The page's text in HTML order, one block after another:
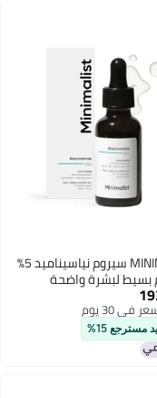
MINIMALIST سيروم نياسيناميد 5%
بسيط لبشرة واضحة
يقلل المسام للوجه | يزيل
والبقع | للنساء
مل
في 30 يوم
في 30 يوم
15%